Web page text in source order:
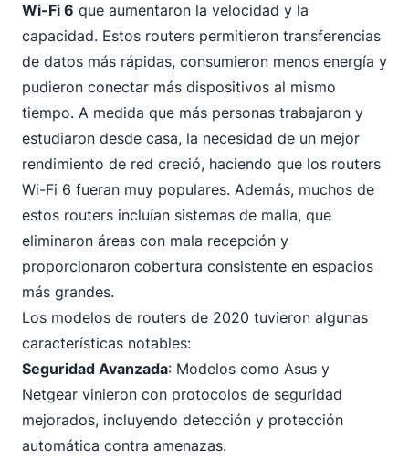
Wi-Fi 6 que aumentaron la velocidad y la
capacidad. Estos routers permitieron transferencias
de datos más rápidas, consumieron menos energía y
pudieron conectar más dispositivos al mismo
tiempo. A medida que más personas trabajaron y
estudiaron desde casa, la necesidad de un mejor
rendimiento de red creció, haciendo que los routers
Wi-Fi 6 fueran muy populares. Además, muchos de
estos routers incluían sistemas de malla, que
eliminaron áreas con mala recepción y
proporcionaron cobertura consistente en espacios
más grandes.
Los modelos de routers de 2020 tuvieron algunas
características notables:
Seguridad Avanzada: Modelos como Asus y
Netgear vinieron con protocolos de seguridad
mejorados, incluyendo detección y protección
automática contra amenazas.